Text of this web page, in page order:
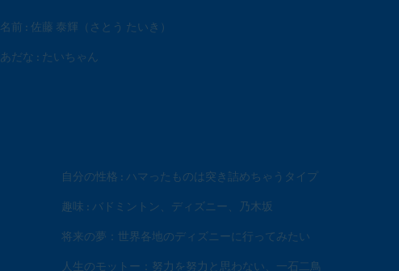
名前 : 佐藤 泰輝（さとう たいき）
あだな : たいちゃん
自分の性格 : ハマったものは突き詰めちゃうタイプ
趣味 : バドミントン、ディズニー、乃木坂
将来の夢：世界各地のディズニーに行ってみたい
人生のモットー：努力を努力と思わない、一石二鳥